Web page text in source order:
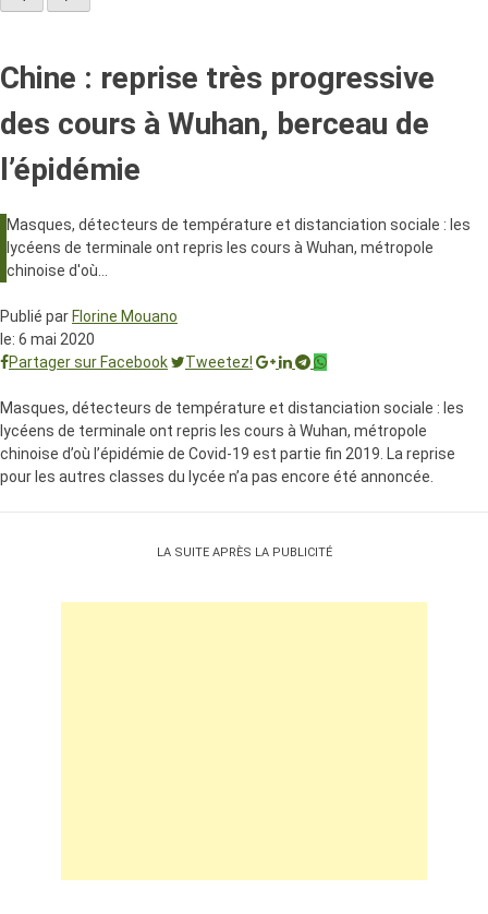
Chine : reprise très progressive
des cours à Wuhan, berceau de
l’épidémie
Masques, détecteurs de température et distanciation sociale : les
lycéens de terminale ont repris les cours à Wuhan, métropole
chinoise d'où…
Publié parFlorine Mouano
le: 6 mai 2020
Partager sur Facebook
Tweetez!
Masques, détecteurs de température et distanciation sociale : les
lycéens de terminale ont repris les cours à Wuhan, métropole
chinoise d’où l’épidémie de Covid-19 est partie fin 2019. La reprise
pour les autres classes du lycée n’a pas encore été annoncée.
LA SUITE APRÈS LA PUBLICITÉ